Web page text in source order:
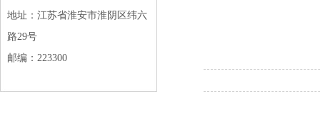
地址：江苏省淮安市淮阴区纬六
路29号
邮编：223300